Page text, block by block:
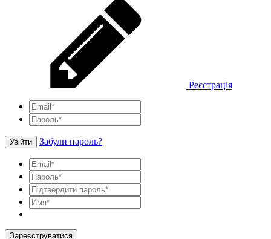
Реєстрація
Увійти Забули пароль?
Зареєструватися